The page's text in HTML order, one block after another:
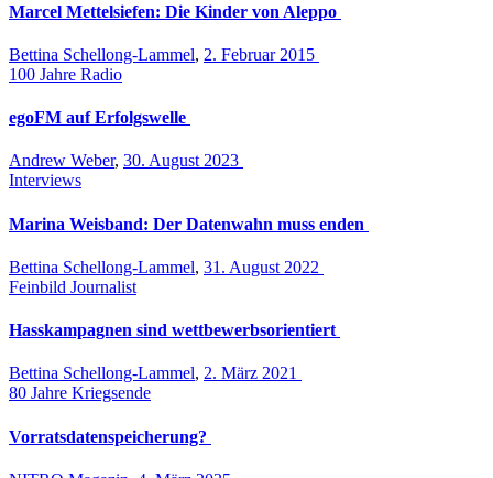
Marcel Mettelsiefen: Die Kinder von Aleppo
Bettina Schellong-Lammel, 2. Februar 2015
100 Jahre Radio
egoFM auf Erfolgswelle
Andrew Weber, 30. August 2023
Interviews
Marina Weisband: Der Datenwahn muss enden
Bettina Schellong-Lammel, 31. August 2022
Feinbild Journalist
Hasskampagnen sind wettbewerbsorientiert
Bettina Schellong-Lammel, 2. März 2021
80 Jahre Kriegsende
Vorratsdatenspeicherung?